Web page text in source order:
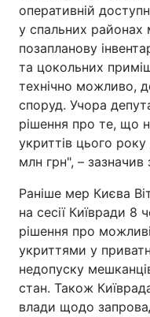
оперативній
у спальних
позапланову
та цокольних
технічно можливо,
споруд. Учора
рішення про те, що
укриттів цього
млн грн", – зазначив
Раніше мер Києва
на сесії Київради 8
рішення про
укриттями у
недопуску
стан. Також
влади щодо